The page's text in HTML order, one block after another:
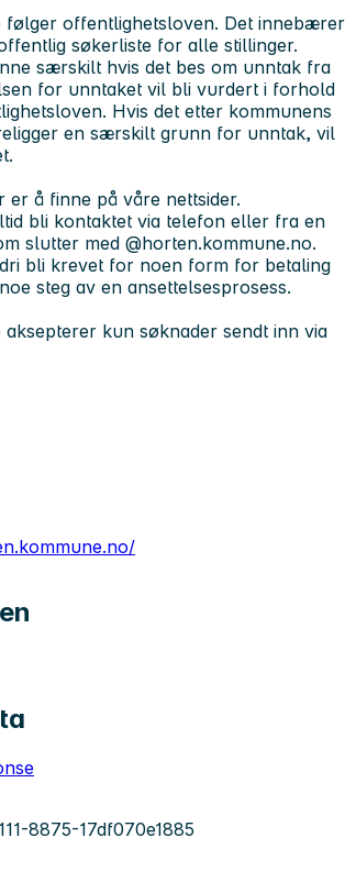
følger offentlighetsloven. Det innebærer
søkerliste for alle stillinger.
særskilt hvis det bes om unntak fra
for unntaket vil bli vurdert i forhold
Hvis det etter kommunens
en særskilt grunn for unntak, vil
er å finne på våre nettsider.
bli kontaktet via telefon eller fra en
slutter med @horten.kommune.no.
bli krevet for noen form for betaling
steg av en ansettelsesprosess.
kun søknader sendt inn via
8875-17df070e1885